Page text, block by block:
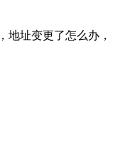
址变更了怎么办，